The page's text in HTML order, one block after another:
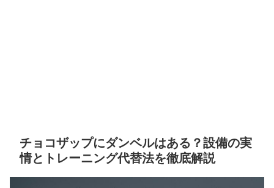
チョコザップにダンベルはある？設備の実
情とトレーニング代替法を徹底解説